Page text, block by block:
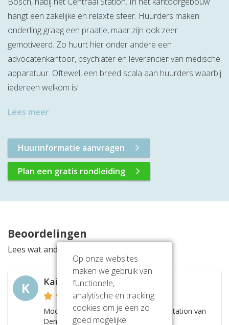
hangt een zakelijke en relaxte sfeer. Huurders maken
onderling graag een praatje, maar zijn ook zeer
gemotiveerd. Zo huurt hier onder andere een
advocatenkantoor, psychiater en leverancier van medische
apparatuur. Oftewel, een breed scala aan huurders waarbij
iedereen welkom is!
Lees meer
Huurinformatie aanvragen
Plan een gratis rondleiding
Beoordelingen
Lees wat anderen vinden van deze locatie
K Kaily
Mooie kantoorlocatie op het centraal station van
Den Bosch.
Op onze websites
maken we gebruik van
functionele,
analytische en tracking
cookies om je een zo
goed mogelijke